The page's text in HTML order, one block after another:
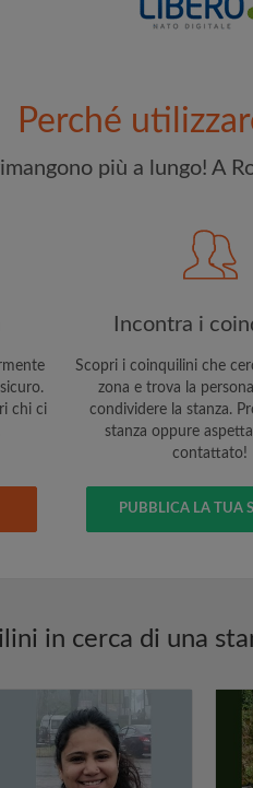
Perché
più a lungo! A
chi ci
Incontra i
Scopri i coinquilini che
zona e trova la
condividere la stanza.
stanza oppure
contattato!
PUBBLICA LA TUA
in cerca di una